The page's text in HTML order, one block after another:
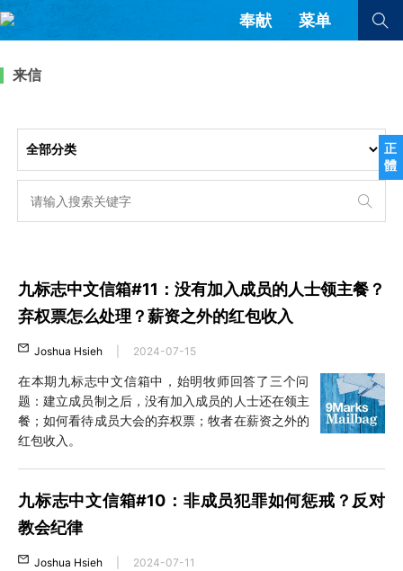
正
體
奉献 菜单
文章 书评 访谈 问答
来信
福音传讲与宣教 成员制与教会纪律
团契生活与祷告
查看全部
查看全部
西班牙语
葡萄牙语
俄语
乌兹别克语
达里语
波斯语
越南语
意大利语
韩语
土耳其语
阿拉伯语
阿尔巴尼亚语
塞尔维亚语 柬埔寨语
来信
九标志中文信箱#11：没有加入成员的人士领主餐？
弃权票怎么处理？薪资之外的红包收入
Joshua Hsieh 2024-07-15
在本期九标志中文信箱中，始明牧师回答了三个问
题：建立成员制之后，没有加入成员的人士还在领主
餐；如何看待成员大会的弃权票；牧者在薪资之外的
红包收入。
九标志中文信箱#10：非成员犯罪如何惩戒？反对
教会纪律
Joshua Hsieh 2024-07-11